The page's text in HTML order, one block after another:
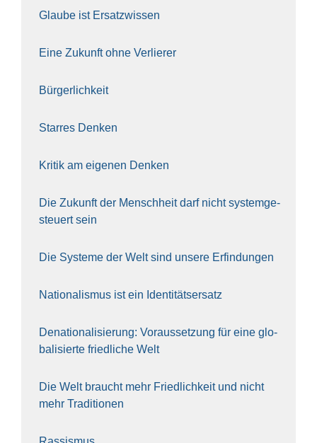
Glau­be ist Ersatz­wis­sen
Eine Zukunft ohne Ver­lie­rer
Bür­ger­lich­keit
Star­res Den­ken
Kri­tik am eige­nen Den­ken
Die Zukunft der Mensch­heit darf nicht sys­tem­ge­
steu­ert sein
Die Sys­te­me der Welt sind unse­re Erfin­dun­gen
Natio­na­lis­mus ist ein Iden­ti­täts­er­satz
Dena­tio­na­li­sie­rung: Vor­aus­set­zung für eine glo­
ba­li­sier­te fried­li­che Welt
Die Welt braucht mehr Fried­lich­keit und nicht
mehr Tra­di­tio­nen